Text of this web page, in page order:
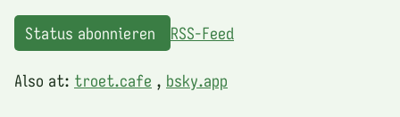
Status abonnieren RSS-Feed
Also at: troet.cafe , bsky.app